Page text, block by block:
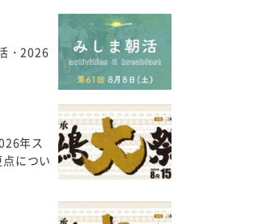
・2026
年ス
につい